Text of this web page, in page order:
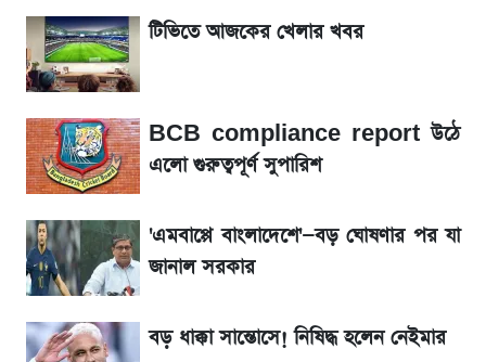
শেখ হাসিনার দেশে ফেরা নিয়ে যা বললেন রুমিন
ফারহানা
রেকর্ড
শেয়ার বিজকে লিগ্যাল নোটিশ পাঠাল রবি, শুরু নতুন
বিতর্ক
রবির বড় সাফল্য! আয় কম বাড়লেও রেকর্ড মুনাফা ও
গ্রাহক বৃদ্ধি
টিভিতে আজকের খেলার খবর
BCB compliance report উঠে
এলো গুরুত্বপূর্ণ সুপারিশ
'এমবাপ্পে বাংলাদেশে'—বড় ঘোষণার পর যা
জানাল সরকার
বড় ধাক্কা সান্তোসে! নিষিদ্ধ হলেন নেইমার